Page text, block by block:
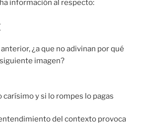
información al respecto:
¿a que no adivinan por qué
imagen?
del contexto provoca